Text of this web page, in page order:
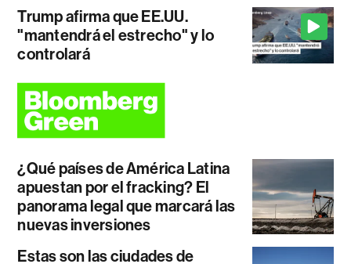
Trump afirma que EE.UU.
"mantendrá el estrecho" y lo
controlará
¿Qué países de América Latina
apuestan por el fracking? El
panorama legal que marcará las
nuevas inversiones
Estas son las ciudades de